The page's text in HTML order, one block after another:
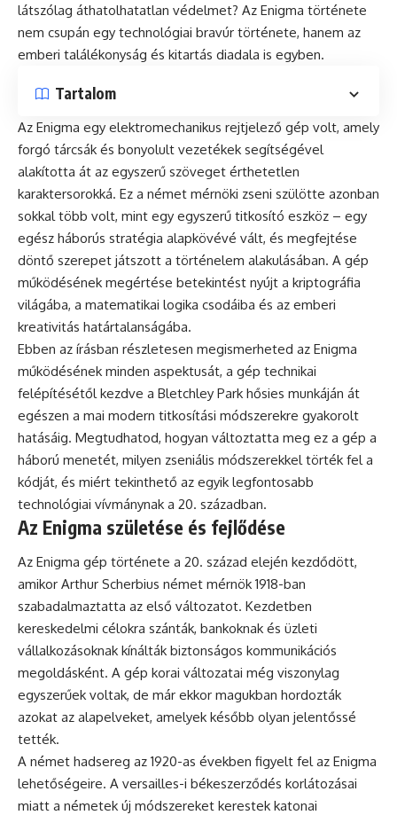
látszólag áthatolhatatlan védelmet? Az Enigma története
nem csupán egy technológiai bravúr története, hanem az
emberi találékonyság és kitartás diadala is egyben.
Tartalom
Az Enigma egy elektromechanikus rejtjelező gép volt, amely
forgó tárcsák és bonyolult vezetékek segítségével
alakította át az egyszerű szöveget érthetetlen
karaktersorokká. Ez a német mérnöki zseni szülötte azonban
sokkal több volt, mint egy egyszerű titkosító eszköz – egy
egész háborús stratégia alapkövévé vált, és megfejtése
döntő szerepet játszott a történelem alakulásában. A gép
működésének megértése betekintést nyújt a kriptográfia
világába, a matematikai logika csodáiba és az emberi
kreativitás határtalanságába.
Ebben az írásban részletesen megismerheted az Enigma
működésének minden aspektusát, a gép technikai
felépítésétől kezdve a Bletchley Park hősies munkáján át
egészen a mai modern titkosítási módszerekre gyakorolt
hatásáig. Megtudhatod, hogyan változtatta meg ez a gép a
háború menetét, milyen zseniális módszerekkel törték fel a
kódját, és miért tekinthető az egyik legfontosabb
technológiai vívmánynak a 20. században.
Az Enigma születése és fejlődése
Az Enigma gép története a 20. század elején kezdődött,
amikor Arthur Scherbius német mérnök 1918-ban
szabadalmaztatta az első változatot. Kezdetben
kereskedelmi célokra szánták, bankoknak és üzleti
vállalkozásoknak kínálták biztonságos kommunikációs
megoldásként. A gép korai változatai még viszonylag
egyszerűek voltak, de már ekkor magukban hordozták
azokat az alapelveket, amelyek később olyan jelentőssé
tették.
A német hadsereg az 1920-as években figyelt fel az Enigma
lehetőségeire. A versailles-i békeszerződés korlátozásai
miatt a németek új módszereket kerestek katonai